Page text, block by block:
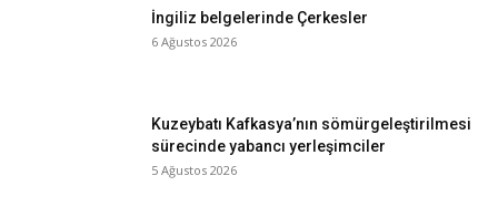
İngiliz belgelerinde Çerkesler
6 Ağustos 2026
Kuzeybatı Kafkasya’nın sömürgeleştirilmesi
sürecinde yabancı yerleşimciler
5 Ağustos 2026